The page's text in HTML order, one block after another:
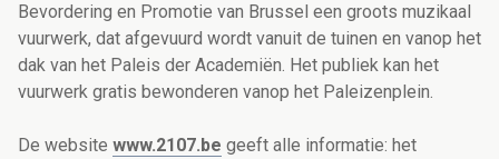
Bevordering en Promotie van Brussel een groots muzikaal
vuurwerk, dat afgevuurd wordt vanuit de tuinen en vanop het
dak van het Paleis der Academiën. Het publiek kan het
vuurwerk gratis bewonderen vanop het Paleizenplein.
De website www.2107.be geeft alle informatie: het